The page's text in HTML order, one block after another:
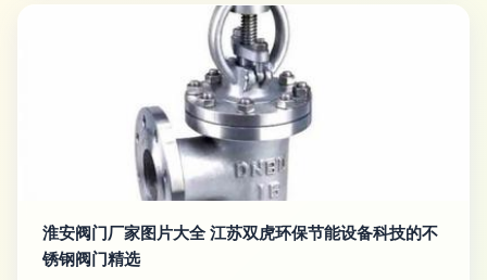
淮安阀门厂家图片大全 江苏双虎环保节能设备科技的不
锈钢阀门精选